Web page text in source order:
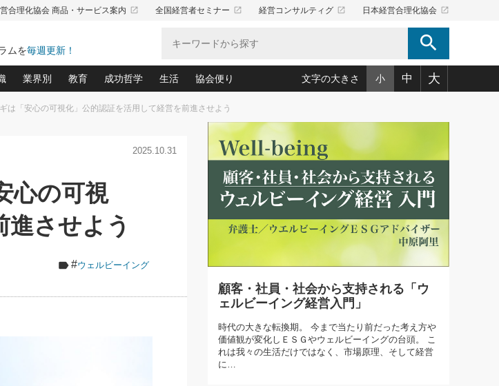
合理化協会 商品・サービス案内 launch 全国経営者セミナー launch 経営コンサルティグ launch 日本経営合理化協会 launch
ムを毎週更新！ search
2026.08.5
に生かし切る！
第86回 「言葉狩り」
もっとみる
きたい、やってお
略の新常識』(12)
チ」ネタ帳(159)
商品」(109)
る決算書にするために、やっておきたいこと(34)
抜くための緊急対策(100)
の会社はココが違う！(36)
を下げる、Ｐ／Ｌ不況時代の新戦略(12)
える化”術(12)
「経理財務の見どころ・勘どころ・ツッコミどこ
場の生産性を下げるハラスメントの予防策(10)
金決定の定石(68)
客・社員・社会から支持される「ウェルビーイング経営入
」(23)
業界別
大久保一彦の“流行る”お店の仕組みづくり(210)
柿内幸夫─社長のための現場改善(174)
教育
あなただからお願いしたいと思われる 気配りの達人(127)
クレーム対応 実践マニュアル(92)
クレーム対応の新知識と新常識(57)
デキル社員に育てる！ 社員教育の決め手(203)
業績アップにつながる！ワンランク上の手紙・メール術(100)
欧米資産家に学ぶ二世教育(100)
成功哲学
中国哲学に学ぶ 不況は会社守成の好機(38)
令和時代の「社長の人間力の磨き方」(86)
先人の名句名言の教え 東洋思想に学ぶ経営学(132)
渡部昇一の「日本の指導者たち」(32)
経営に活かす“十八史略”(30)
生活
おのころ心平の ──社長のための「か・ら・だマネジメント」
(50)
デジタルＡＶを味方に！新・仕事術(180)
リーダー脳の鍛え方(32)
社長の「氣」(30)
米国スポーツ・ビジネスに学ぶ心理学(98)
高橋一喜の『これぞ！"本物の温泉"』(157)
協会便り
「愛読者通信」著者インタビュー(44)
ビジネス見聞録 経営ニュース(100)
作間信司の経営無形庵(けいえいむぎょうあん)(166)
経営セミナー情報局(1)
繁栄への着眼点 牟田太陽(76)
講話を聞いて学ぼう 実学・耳学・磨く「ミミガク」のすすめ
文字の大きさ 小 中 大
「安心の可視化」公的認証を活用して経営を前進させよう
2025.10.31
心の可視
進させよう
#ウェルビーイング
顧客・社員・社会から支持される「ウ
ェルビーイング経営入門」
時代の大きな転換期。 今まで当たり前だった考え方や
価値観が変化しＥＳＧやウェルビーイングの台頭。 こ
れは我々の生活だけではなく、市場原理、そして経営
に…